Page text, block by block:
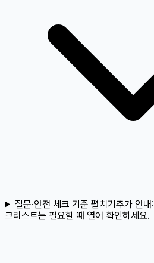
질문·안전 체크 기준 펼치기추가 안내:
크리스트는 필요할 때 열어 확인하세요.